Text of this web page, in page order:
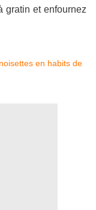
gratin et enfournez